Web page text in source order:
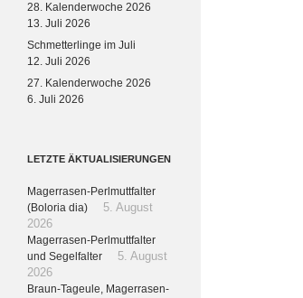
28. Kalenderwoche 2026
13. Juli 2026
Schmetterlinge im Juli
12. Juli 2026
27. Kalenderwoche 2026
6. Juli 2026
LETZTE ÄKTUALISIERUNGEN
Magerrasen-Perlmuttfalter
(Boloria dia)
5. August
2026
Magerrasen-Perlmuttfalter
und Segelfalter
5. August
2026
Braun-Tageule, Magerrasen-